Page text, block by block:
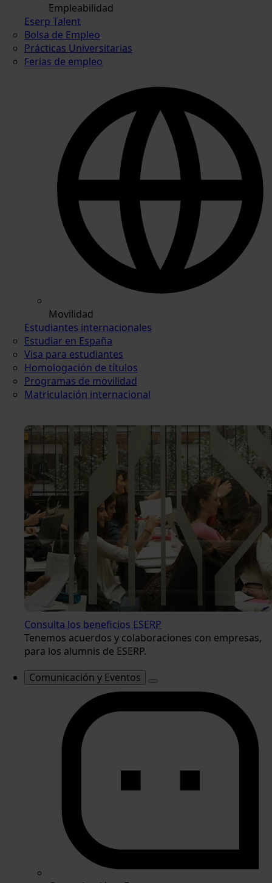
Empleabilidad
Eserp Talent
Bolsa de Empleo
Prácticas Universitarias
Ferias de empleo
Movilidad
Estudiantes internacionales
Estudiar en España
Visa para estudiantes
Homologación de títulos
Programas de movilidad
Matriculación internacional
Consulta los beneficios ESERP
Tenemos acuerdos y colaboraciones con empresas,
para los alumnis de ESERP.
Comunicación y Eventos